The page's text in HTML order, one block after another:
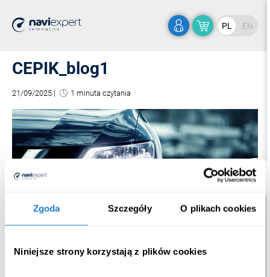
Zgoda Szczegóły O plikach cookies
Niniejsze strony korzystają z plików cookies
PL EN
CEPIK_blog1
21/09/2025 | 1 minuta czytania